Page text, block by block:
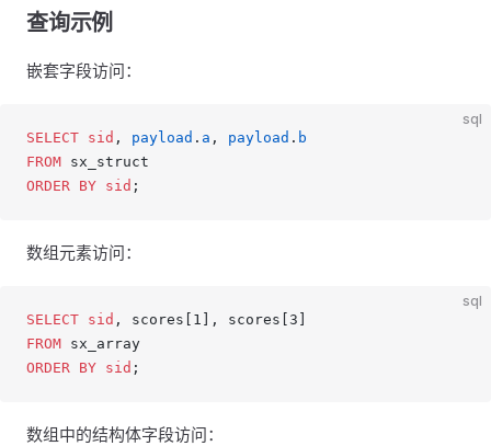
查询示例
嵌套字段访问：
sql
SELECT sid , payload . a , payload . b
FROM sx_struct
ORDER BY sid ;
数组元素访问：
sql
SELECT sid , scores[1], scores[3]
FROM sx_array
ORDER BY sid ;
数组中的结构体字段访问：